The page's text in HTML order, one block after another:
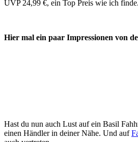
UVP 24,99 €, ein Top Preis wie ich finde.
Hier mal ein paar Impressionen von
Hast du nun auch Lust auf ein Basil
einen Händler in deiner Nähe. Und auf